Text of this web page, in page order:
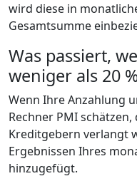
wird diese in
Gesamtsumme
Was passiert,
weniger als 20
Wenn Ihre Anzahlung
Rechner PMI
Kreditgebern verlangt
Ergebnissen Ihres
hinzugefügt.